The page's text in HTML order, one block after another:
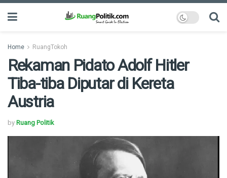
Home RuangTokoh
Rekaman Pidato Adolf Hitler
Tiba-tiba Diputar di Kereta
Austria
by Ruang Politik